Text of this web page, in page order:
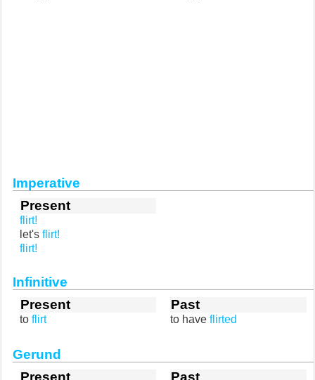
Imperative
Present
flirt!
let's flirt!
flirt!
Infinitive
Present
to flirt
Past
to have flirted
Gerund
Present
Past